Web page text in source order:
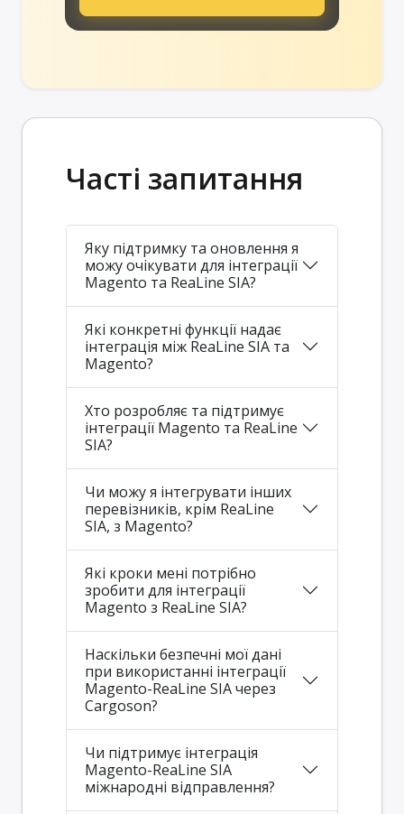
Часті запитання
Яку підтримку та оновлення я
можу очікувати для інтеграції
Magento та ReaLine SIA?
Які конкретні функції надає
інтеграція між ReaLine SIA та
Magento?
Хто розробляє та підтримує
інтеграції Magento та ReaLine
SIA?
Чи можу я інтегрувати інших
перевізників, крім ReaLine
SIA, з Magento?
Які кроки мені потрібно
зробити для інтеграції
Magento з ReaLine SIA?
Наскільки безпечні мої дані
при використанні інтеграції
Magento-ReaLine SIA через
Cargoson?
Чи підтримує інтеграція
Magento-ReaLine SIA
міжнародні відправлення?